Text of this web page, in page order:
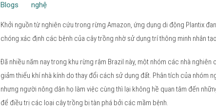
Blogs
nghệ
Khởi nguồn từ nghiên cứu trong rừng Amazon, ứng dụng di động Plantix
chóng xác định các bệnh của cây trồng nhờ sử dụng trí thông minh nhân
Đã nhiều năm nay trong khu rừng rậm Brazil này, một nhóm các nhà
giảm thiểu khí nhà kính do thay đổi cách sử dụng đất. Phân tích của nhóm
nhưng người nông dân họ làm việc cùng thì lại không hề quan tâm đến
để điều trị các loại cây trồng bị tàn phá bởi các mầm bệnh.